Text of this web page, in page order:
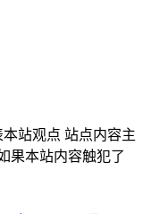
站观点 站点内容主
果本站内容触犯了